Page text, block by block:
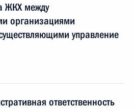
ЖКХ между
организациями
управление
ответственность